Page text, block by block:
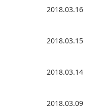
2018.03.16
2018.03.15
2018.03.14
2018.03.09